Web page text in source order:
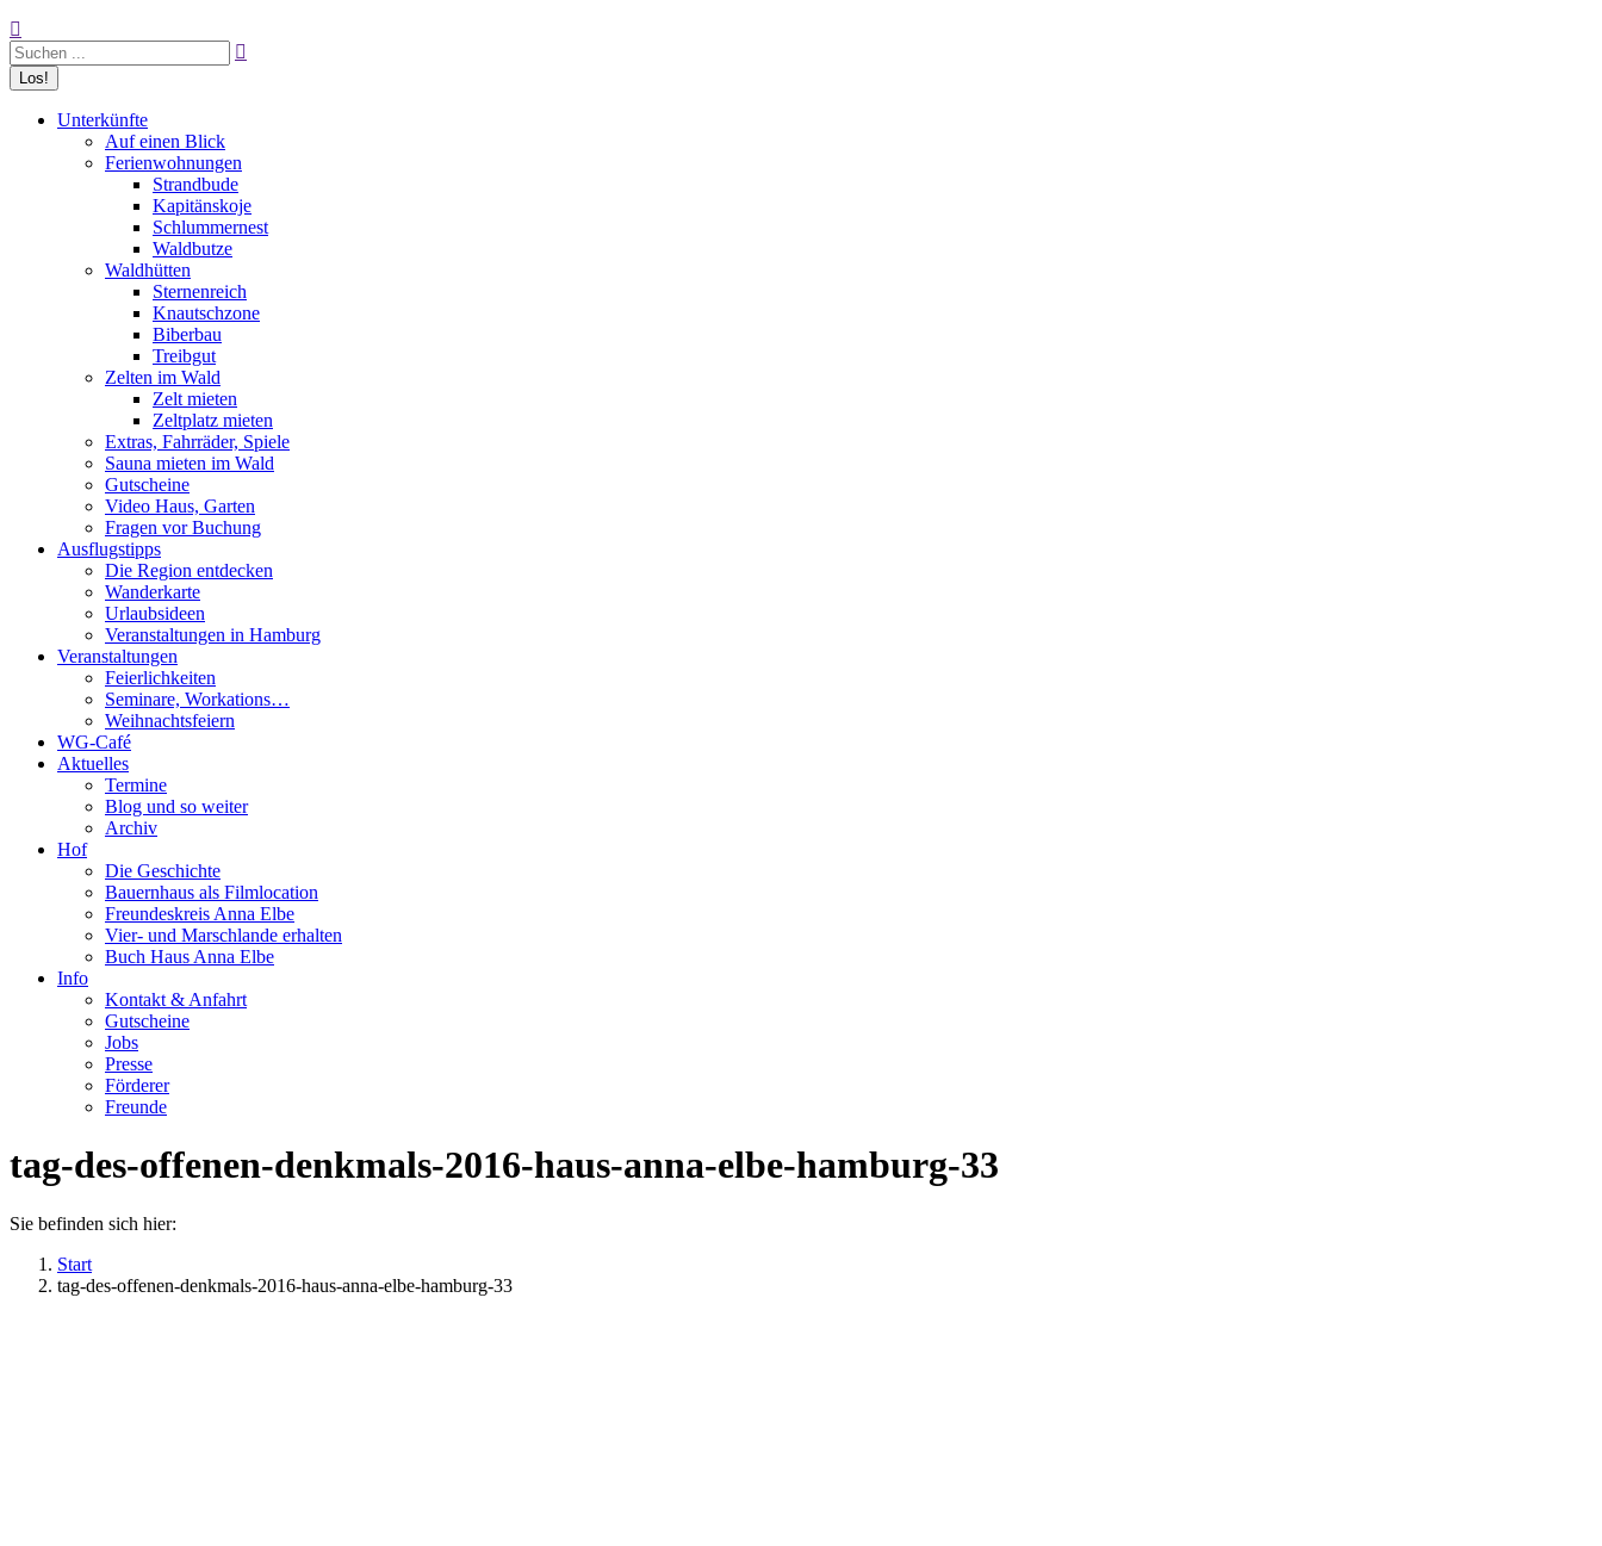
Search:
Unterkünfte
Auf einen Blick
Ferienwohnungen
Strandbude
Kapitänskoje
Schlummernest
Waldbutze
Waldhütten
Sternenreich
Knautschzone
Biberbau
Treibgut
Zelten im Wald
Zelt mieten
Zeltplatz mieten
Extras, Fahrräder, Spiele
Sauna mieten im Wald
Gutscheine
Video Haus, Garten
Fragen vor Buchung
Ausflugstipps
Die Region entdecken
Wanderkarte
Urlaubsideen
Veranstaltungen in Hamburg
Veranstaltungen
Feierlichkeiten
Seminare, Workations…
Weihnachtsfeiern
WG-Café
Aktuelles
Termine
Blog und so weiter
Archiv
Hof
Die Geschichte
Bauernhaus als Filmlocation
Freundeskreis Anna Elbe
Vier- und Marschlande erhalten
Buch Haus Anna Elbe
Info
Kontakt & Anfahrt
Gutscheine
Jobs
Presse
Förderer
Freunde
tag-des-offenen-denkmals-2016-haus-anna-elbe-hamburg-33
Sie befinden sich hier:
Start
tag-des-offenen-denkmals-2016-haus-anna-elbe-hamburg-33